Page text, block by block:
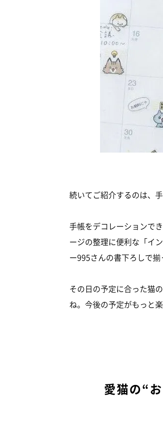
続いてご紹介するのは、
手帳をデコレーションで
ージの整理に便利な「イ
ー995さんの書下ろしで揃
その日の予定に合った猫
ね。今後の予定がもっと
愛猫の“